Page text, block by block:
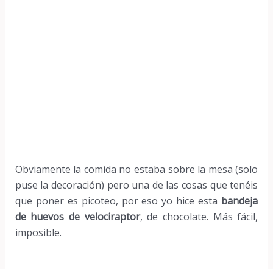
Obviamente la comida no estaba sobre la mesa (solo
puse la decoración) pero una de las cosas que tenéis
que poner es picoteo, por eso yo hice esta bandeja
de huevos de velociraptor, de chocolate. Más fácil,
imposible.